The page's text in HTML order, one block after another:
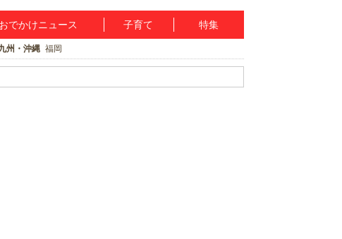
おでかけニュース 子育て 特集
州・沖縄 福岡